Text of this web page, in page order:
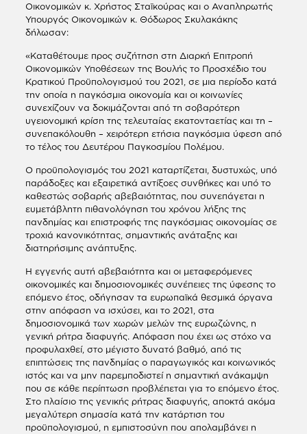
Οικονομικών κ. Χρήστος Σταϊκούρας και ο Αναπληρωτής
Υπουργός Οικονομικών κ. Θόδωρος Σκυλακάκης
δήλωσαν:
«Καταθέτουμε προς συζήτηση στη Διαρκή Επιτροπή
Οικονομικών Υποθέσεων της Βουλής το Προσχέδιο του
Κρατικού Προϋπολογισμού του 2021, σε μια περίοδο κατά
την οποία η παγκόσμια οικονομία και οι κοινωνίες
συνεχίζουν να δοκιμάζονται από τη σοβαρότερη
υγειονομική κρίση της τελευταίας εκατονταετίας και τη –
συνεπακόλουθη – χειρότερη ετήσια παγκόσμια ύφεση από
το τέλος του Δευτέρου Παγκοσμίου Πολέμου.
Ο προϋπολογισμός του 2021 καταρτίζεται, δυστυχώς, υπό
παράδοξες και εξαιρετικά αντίξοες συνθήκες και υπό το
καθεστώς σοβαρής αβεβαιότητας, που συνεπάγεται η
ευμετάβλητη πιθανολόγηση του χρόνου λήξης της
πανδημίας και επιστροφής της παγκόσμιας οικονομίας σε
τροχιά κανονικότητας, σημαντικής ανάταξης και
διατηρήσιμης ανάπτυξης.
Η εγγενής αυτή αβεβαιότητα και οι μεταφερόμενες
οικονομικές και δημοσιονομικές συνέπειες της ύφεσης το
επόμενο έτος, οδήγησαν τα ευρωπαϊκά θεσμικά όργανα
στην απόφαση να ισχύσει, και το 2021, στα
δημοσιονομικά των χωρών μελών της ευρωζώνης, η
γενική ρήτρα διαφυγής. Απόφαση που έχει ως στόχο να
προφυλαχθεί, στο μέγιστο δυνατό βαθμό, από τις
επιπτώσεις της πανδημίας ο παραγωγικός και κοινωνικός
ιστός και να μην παρεμποδιστεί η σημαντική ανάκαμψη
που σε κάθε περίπτωση προβλέπεται για το επόμενο έτος.
Στο πλαίσιο της γενικής ρήτρας διαφυγής, αποκτά ακόμα
μεγαλύτερη σημασία κατά την κατάρτιση του
προϋπολογισμού, η εμπιστοσύνη που απολαμβάνει η